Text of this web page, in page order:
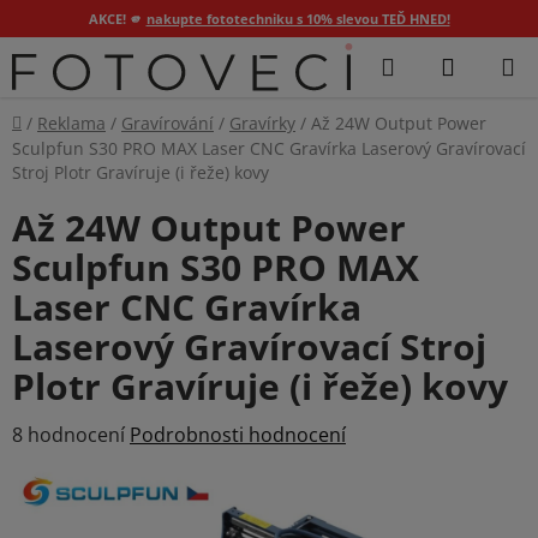
AKCE! 🫵 nakupte fototechniku s 10% slevou TEĎ HNED!
Přejít
na
Hledat
Domů
/ Reklama / Gravírování / Gravírky / Až 24W Output Power
Sculpfun S30 PRO MAX Laser CNC Gravírka Laserový Gravírovací
Stroj Plotr Gravíruje (i řeže) kovy
Až 24W Output Power
Sculpfun S30 PRO MAX
Laser CNC Gravírka
Laserový Gravírovací Stroj
Plotr Gravíruje (i řeže) kovy
Průměrné
produktu
8 hodnocení Podrobnosti hodnocení